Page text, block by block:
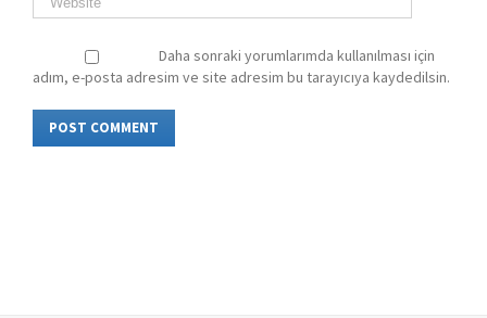
Daha sonraki yorumlarımda kullanılması için
adım, e-posta adresim ve site adresim bu tarayıcıya kaydedilsin.